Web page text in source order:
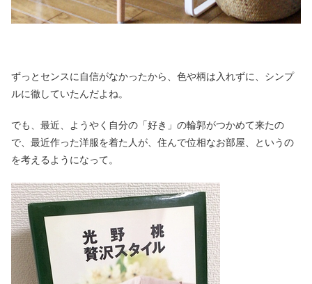
ずっとセンスに自信がなかったから、色や柄は入れずに、シンプ
ルに徹していたんだよね。
でも、最近、ようやく自分の「好き」の輪郭がつかめて来たの
で、最近作った洋服を着た人が、住んで位相なお部屋、というの
を考えるようになって。